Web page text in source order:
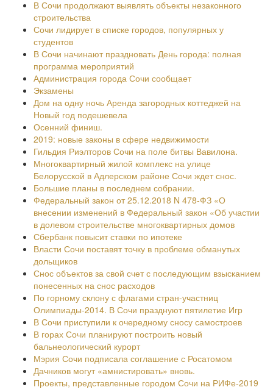
В Сочи продолжают выявлять объекты незаконного
строительства
Сочи лидирует в списке городов, популярных у
студентов
В Сочи начинают праздновать День города: полная
программа мероприятий
Администрация города Сочи сообщает
Экзамены
Дом на одну ночь Аренда загородных коттеджей на
Новый год подешевела
Осенний финиш.
2019: новые законы в сфере недвижимости
Гильдия Риэлторов Сочи на поле битвы Вавилона.
Многоквартирный жилой комплекс на улице
Белорусской в Адлерском районе Сочи ждет снос.
Большие планы в последнем собрании.
Федеральный закон от 25.12.2018 N 478-ФЗ «О
внесении изменений в Федеральный закон «Об участии
в долевом строительстве многоквартирных домов
Сбербанк повысит ставки по ипотеке
Власти Сочи поставят точку в проблеме обманутых
дольщиков
Снос объектов за свой счет с последующим взысканием
понесенных на снос расходов
По горному склону с флагами стран-участниц
Олимпиады-2014. В Сочи празднуют пятилетие Игр
В Сочи приступили к очередному сносу самостроев
В горах Сочи планируют построить новый
бальнеологический курорт
Мэрия Сочи подписала соглашение с Росатомом
Дачников могут «амнистировать» вновь.
Проекты, представленные городом Сочи на РИФе-2019